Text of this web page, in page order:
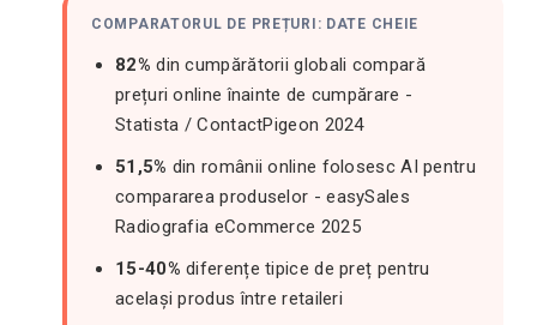
COMPARATORUL DE PREȚURI: DATE CHEIE
82% din cumpărătorii globali compară
prețuri online înainte de cumpărare -
Statista / ContactPigeon 2024
51,5% din românii online folosesc AI pentru
compararea produselor - easySales
Radiografia eCommerce 2025
15-40% diferențe tipice de preț pentru
același produs între retaileri